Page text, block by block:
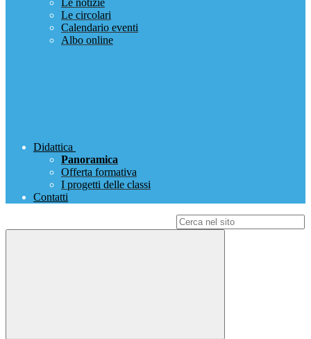
Le notizie
Le circolari
Calendario eventi
Albo online
Didattica
Panoramica
Offerta formativa
I progetti delle classi
Contatti